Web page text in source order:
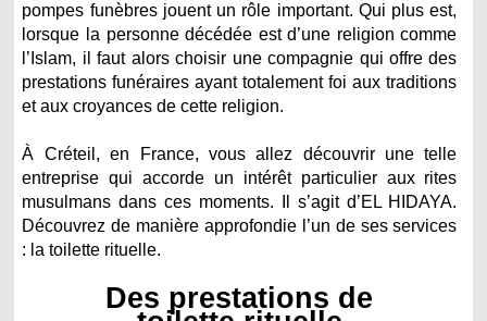
pompes funèbres jouent un rôle important. Qui plus est,
lorsque la personne décédée est d’une religion comme
l’Islam, il faut alors choisir une compagnie qui offre des
prestations funéraires ayant totalement foi aux traditions
et aux croyances de cette religion.
À Créteil, en France, vous allez découvrir une telle
entreprise qui accorde un intérêt particulier aux rites
musulmans dans ces moments. Il s’agit d’EL HIDAYA.
Découvrez de manière approfondie l’un de ses services
: la toilette rituelle.
Des prestations de